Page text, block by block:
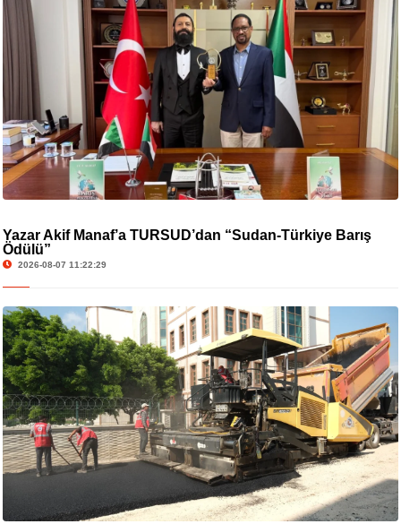
Yazar Akif Manaf’a TURSUD’dan “Sudan-Türkiye Barış
Ödülü”
2026-08-07 11:22:29